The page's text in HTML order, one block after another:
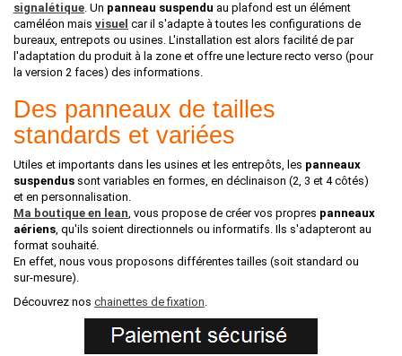
signalétique. Un panneau suspendu au plafond est un élément
caméléon mais visuel car il s'adapte à toutes les configurations de
bureaux, entrepots ou usines. L'installation est alors facilité de par
l'adaptation du produit à la zone et offre une lecture recto verso (pour
la version 2 faces) des informations.
Des panneaux de tailles
standards et variées
Utiles et importants dans les usines et les entrepôts, les panneaux
suspendus sont variables en formes, en déclinaison (2, 3 et 4 côtés)
et en personnalisation.
Ma boutique en lean, vous propose de créer vos propres panneaux
aériens, qu'ils soient directionnels ou informatifs. Ils s'adapteront au
format souhaité.
En effet, nous vous proposons différentes tailles (soit standard ou
sur-mesure).
Découvrez nos chainettes de fixation.